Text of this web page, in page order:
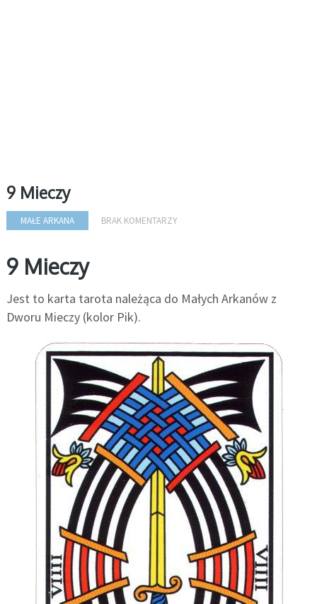
9 Mieczy
MAŁE ARKANA BRAK KOMENTARZY
9 Mieczy
Jest to karta tarota należąca do Małych Arkanów z
Dworu Mieczy (kolor Pik).